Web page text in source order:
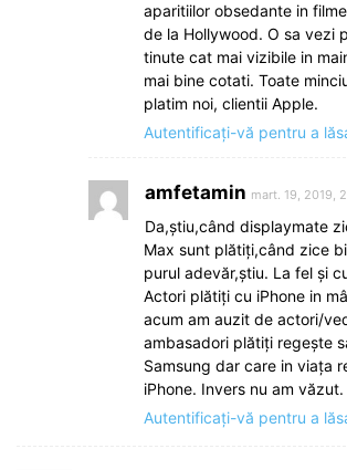
aparitiilor obsedante in
de la Hollywood. O sa vezi
tinute cat mai vizibile in
mai bine cotati. Toate
platim noi, clientii Apple.
Autentificați-vă pentru a
amfetamin mart. 19, 2019,
Da,știu,când displaymate
Max sunt plătiți,când zice
purul adevăr,știu. La fel și
Actori plătiți cu iPhone in
acum am auzit de actori/
ambasadori plătiți regește
Samsung dar care in viața
iPhone. Invers nu am văzut.
Autentificați-vă pentru a